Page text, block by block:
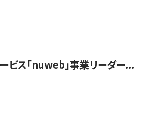
ビス「nuweb」事業リーダー...